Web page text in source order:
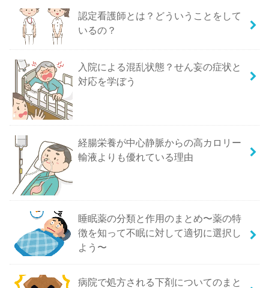
認定看護師とは？どういうことをして
いるの？
入院による混乱状態？せん妄の症状と
対応を学ぼう
経腸栄養が中心静脈からの高カロリー
輸液よりも優れている理由
睡眠薬の分類と作用のまとめ〜薬の特
徴を知って不眠に対して適切に選択し
よう〜
病院で処方される下剤についてのまと